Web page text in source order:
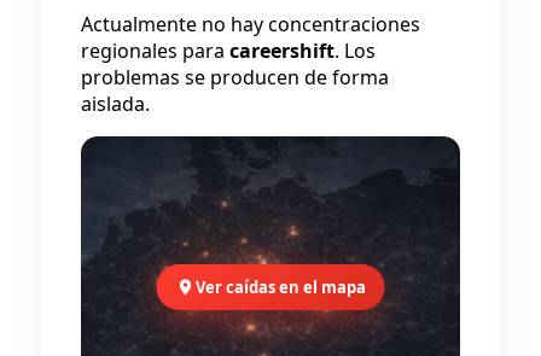
Actualmente no hay concentraciones
regionales para careershift. Los
problemas se producen de forma
aislada.
Ver caídas en el mapa